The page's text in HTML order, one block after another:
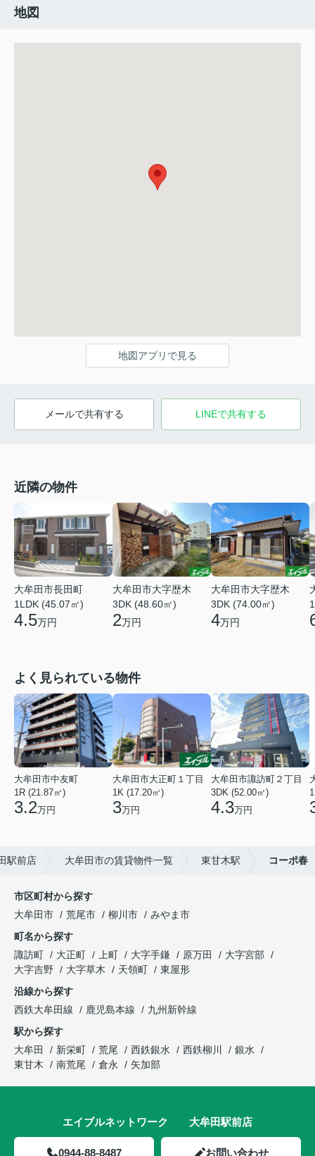
地図
地図アプリで見る
メールで共有する LINEで共有する
近隣の物件
大牟田市長田町
1LDK (45.07㎡)
4.5万円
大牟田市大字歴木
3DK (48.60㎡)
2万円
大牟田市大字歴木
3DK (74.00㎡)
4万円
よく見られている物件
大牟田市中友町
1R (21.87㎡)
3.2万円
大牟田市大正町１丁目
1K (17.20㎡)
3万円
大牟田市諏訪町２丁目
3DK (52.00㎡)
4.3万円
駅前店 大牟田市の賃貸物件一覧 東甘木駅 コーポ春
市区町村から探す
大牟田市
荒尾市 柳川市
みやま市
町名から探す
諏訪町
大正町 上町 大字手鎌 原万田
大字宮部
大字吉野
大字草木 天領町
東屋形
沿線から探す
西鉄大牟田線
鹿児島本線
九州新幹線
駅から探す
大牟田
新栄町 荒尾 西鉄銀水 西鉄柳川
銀水
東甘木
南荒尾 倉永 矢加部
エイブルネットワーク 大牟田駅前店
0944-88-8487 お問い合わせ